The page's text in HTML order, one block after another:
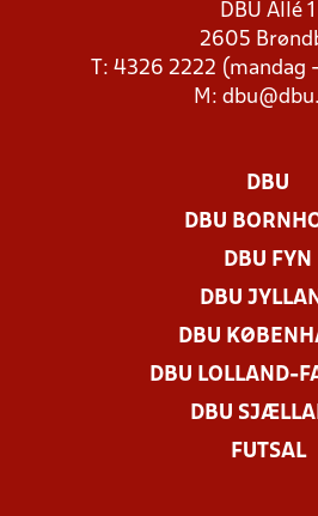
DBU Allé 1
2605
T: 4326 2222 (mandag
M:
DBU
DBU
DBU FYN
DBU
DBU
DBU LOLLAND-
DBU
FUTSAL